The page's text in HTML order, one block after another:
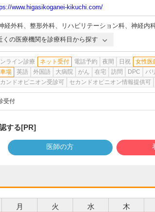
www.higasikoganei-kikuchi.com/
経外科、 整形外科、 リハビリテーション科、 神経内
くの医療機関を診療科目から探す
ライン診療 ネット受付 電話予約 夜間 日祝 女性医
場
英語 外国語 大病院 がん 在宅 訪問 DPC バ
ンドオピニオン受診可
セカンドオピニオン情報提供可
受付
する[PR]
医師の方
月 火 水 木